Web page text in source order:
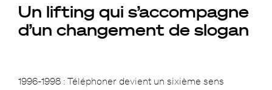
Un lifting qui s’accompagne
d’un changement de slogan
1996-1998 : Téléphoner devient un sixième sens